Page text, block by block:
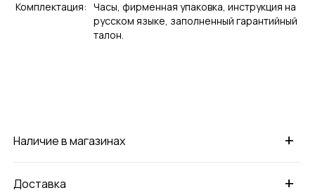
Комплектация: Часы, фирменная упаковка, инструкция на
русском языке, заполненный гарантийный
талон.
+
Наличие в магазинах
+
Доставка